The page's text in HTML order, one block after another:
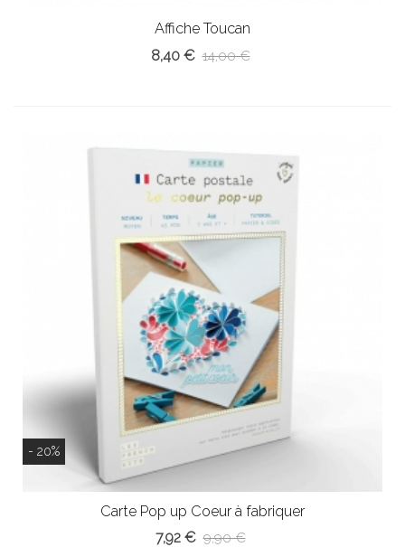
Affiche Toucan
8,40 € 14,00 €
- 20%
Carte Pop up Coeur à fabriquer
7,92 € 9,90 €